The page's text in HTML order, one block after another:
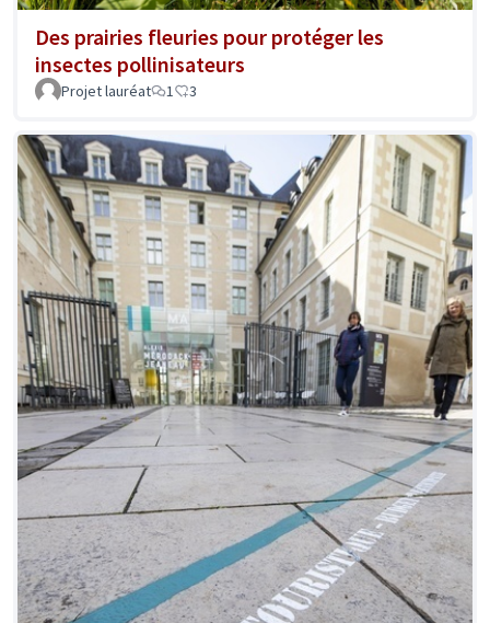
Des prairies fleuries pour protéger les
insectes pollinisateurs
Projet lauréat 1 3